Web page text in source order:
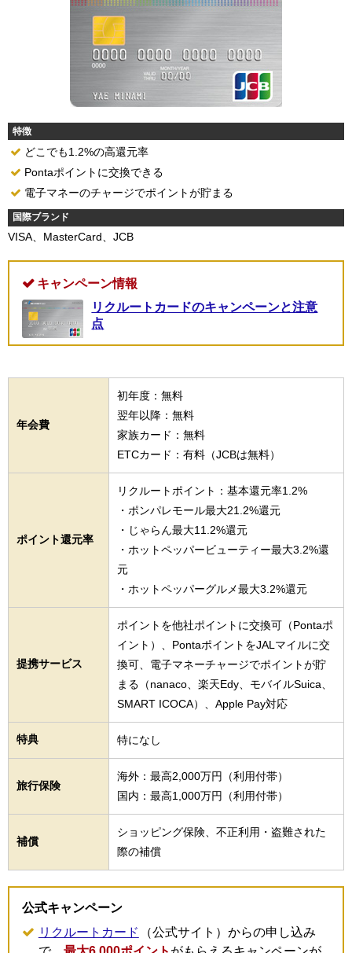
特徴
どこでも1.2%の高還元率
Pontaポイントに交換できる
電子マネーのチャージでポイントが貯まる
国際ブランド
VISA、MasterCard、JCB
キャンペーン情報
リクルートカードのキャンペーンと注意
点
年会費
初年度：無料
翌年以降：無料
家族カード：無料
ETCカード：有料（JCBは無料）
ポイント還元率
リクルートポイント：基本還元率1.2%
・ポンパレモール最大21.2%還元
・じゃらん最大11.2%還元
・ホットペッパービューティー最大3.2%還
元
・ホットペッパーグルメ最大3.2%還元
提携サービス
ポイントを他社ポイントに交換可（Pontaポ
イント）、PontaポイントをJALマイルに交
換可、電子マネーチャージでポイントが貯
まる（nanaco、楽天Edy、モバイルSuica、
SMART ICOCA）、Apple Pay対応
特典 特になし
旅行保険
海外：最高2,000万円（利用付帯）
国内：最高1,000万円（利用付帯）
補償
ショッピング保険、不正利用・盗難された
際の補償
公式キャンペーン
リクルートカード
（公式サイト）からの申し込み